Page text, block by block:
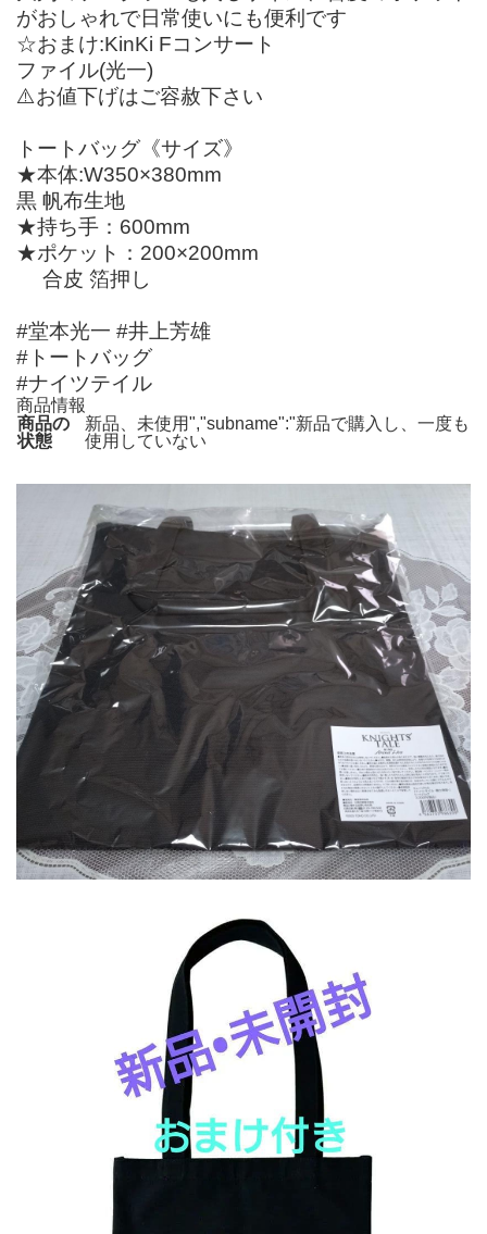
がおしゃれで日常使いにも便利です
☆おまけ:KinKi Fコンサート
ファイル(光一)
⚠️お値下げはご容赦下さい
トートバッグ《サイズ》
★本体:W350×380mm
黒 帆布生地
★持ち手：600mm
★ポケット：200×200mm
合皮 箔押し
#堂本光一 #井上芳雄
#トートバッグ
#ナイツテイル
商品情報
商品の
状態
新品、未使用","subname":"新品で購入し、一度も
使用していない